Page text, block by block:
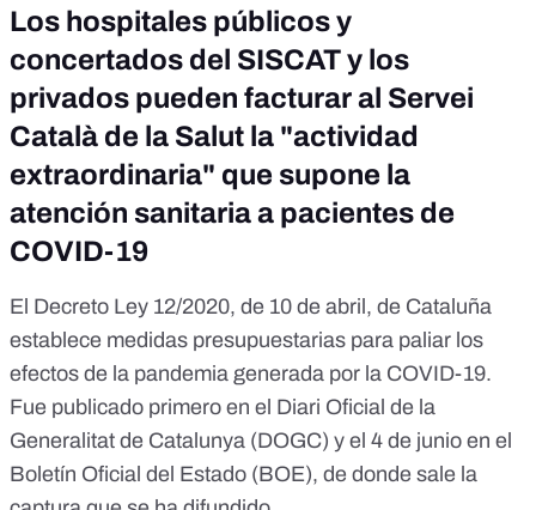
Los hospitales públicos y
concertados del SISCAT y los
privados pueden facturar al Servei
Català de la Salut la "actividad
extraordinaria" que supone la
atención sanitaria a pacientes de
COVID-19
El Decreto Ley 12/2020, de 10 de abril, de Cataluña
establece medidas presupuestarias para paliar los
efectos de la pandemia generada por la COVID-19.
Fue publicado primero en el Diari Oficial de la
Generalitat de Catalunya (DOGC) y el 4 de junio en el
Boletín Oficial del Estado (BOE), de donde sale la